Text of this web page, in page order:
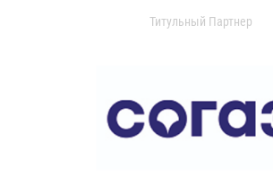
Титульный Партнер